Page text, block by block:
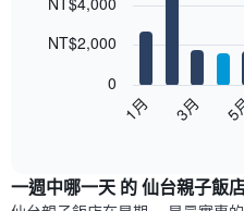
級
人
chart
12
顯
示
1月 3月 5
0
NT$2,000
一週中哪一天 的 仙台親子飯